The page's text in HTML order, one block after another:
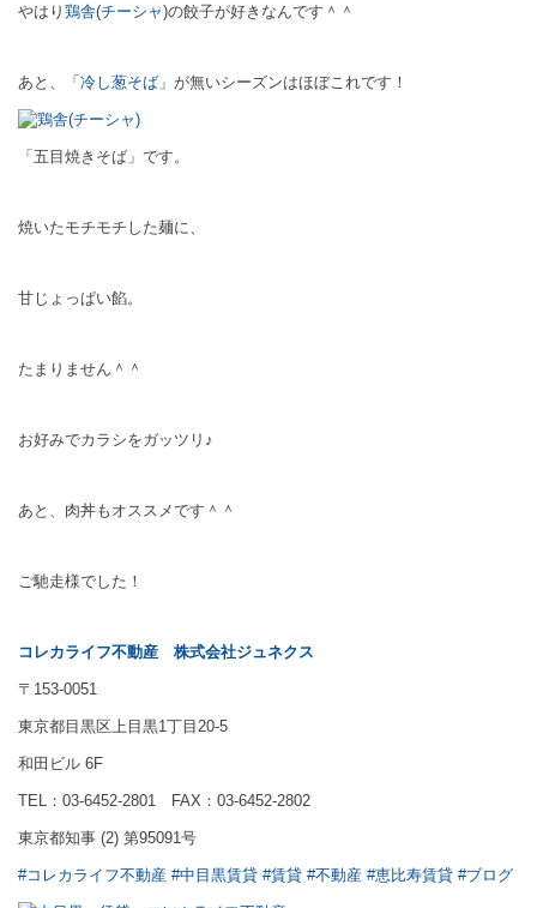
やはり 鶏舎(チーシャ)の餃子が好きなんです＾＾
あと、「 冷し葱そば 」が無いシーズンはほぼこれです！
「五目焼きそば」です。
焼いたモチモチした麺に、
甘じょっぱい餡。
たまりません＾＾
お好みでカラシをガッツリ♪
あと、肉丼もオススメです＾＾
ご馳走様でした！
コレカライフ不動産 株式会社ジュネクス
〒153-0051
東京都目黒区上目黒1丁目20-5
和田ビル 6F
TEL：03-6452-2801 FAX：03-6452-2802
東京都知事 (2) 第95091号
#コレカライフ不動産 #中目黒賃貸 #賃貸 #不動産 #恵比寿賃貸 #ブログ